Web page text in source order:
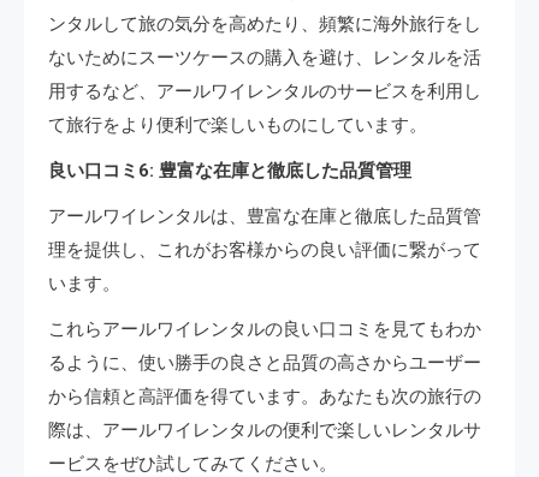
ンタルして旅の気分を高めたり、頻繁に海外旅行をし
ないためにスーツケースの購入を避け、レンタルを活
用するなど、アールワイレンタルのサービスを利用し
て旅行をより便利で楽しいものにしています。
良い口コミ6: 豊富な在庫と徹底した品質管理
アールワイレンタルは、豊富な在庫と徹底した品質管
理を提供し、これがお客様からの良い評価に繋がって
います。
これらアールワイレンタルの良い口コミを見てもわか
るように、使い勝手の良さと品質の高さからユーザー
から信頼と高評価を得ています。あなたも次の旅行の
際は、アールワイレンタルの便利で楽しいレンタルサ
ービスをぜひ試してみてください。